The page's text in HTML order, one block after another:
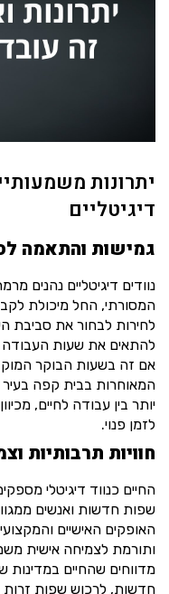
יתרונות
דיגיטליים
גמישות והתאמה
נוודים דיגיטליים נהנים
המסורתי, החל מיכולת
לחירות לבחור את סביבת
להתאים את שעות העבודה
אם זה בשעות הבוקר
המאוחרות בבית קפה בעיר
יותר בין עבודה לחיים,
לזמן פנוי.
חוויות תרבותיות
החיים כנווד דיגיטלי
שפות חדשות ואנשים
האופקים האישיים
ותורמת לצמיחה אישית
מדווחים שהחיים במדינות
חדשות, לרכוש שפות זרות